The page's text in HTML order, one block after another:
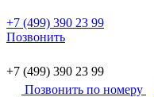
+7 (499) 390 23 99
Позвонить
+7 (499) 390 23 99
Позвонить по номеру